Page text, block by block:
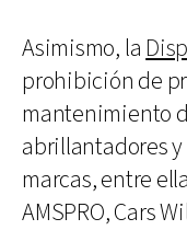
Asimismo, la
prohibición de
mantenimiento
abrillantadores
marcas, entre
AMSPRO, Cars